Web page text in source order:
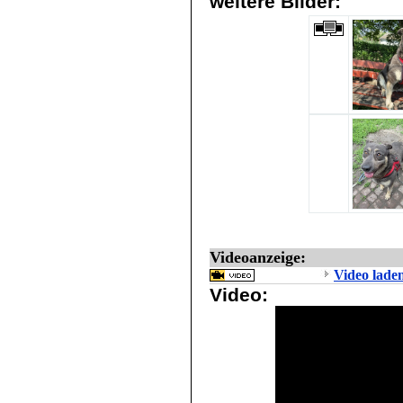
Videoanzeige:
Video
Video: